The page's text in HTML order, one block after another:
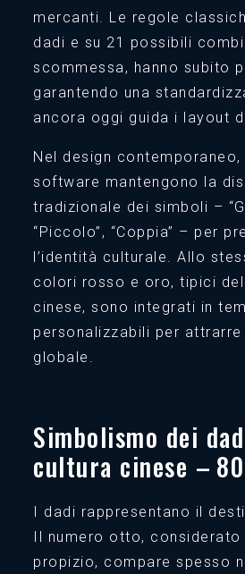
mercanti. Le regole
dadi e su 21 possibili
scommessa, hanno subito
garantendo una
ancora oggi guida i layout
Nel design
software mantengono la
tradizionale dei simboli –
“Piccolo”, “Coppia” – per
l’identità culturale. Allo
colori rosso e oro, tipici
cinese, sono integrati in
personalizzabili per
globale.
Simbolismo dei
cultura cinese –
I dadi rappresentano il
Il numero otto,
propizio, compare spesso